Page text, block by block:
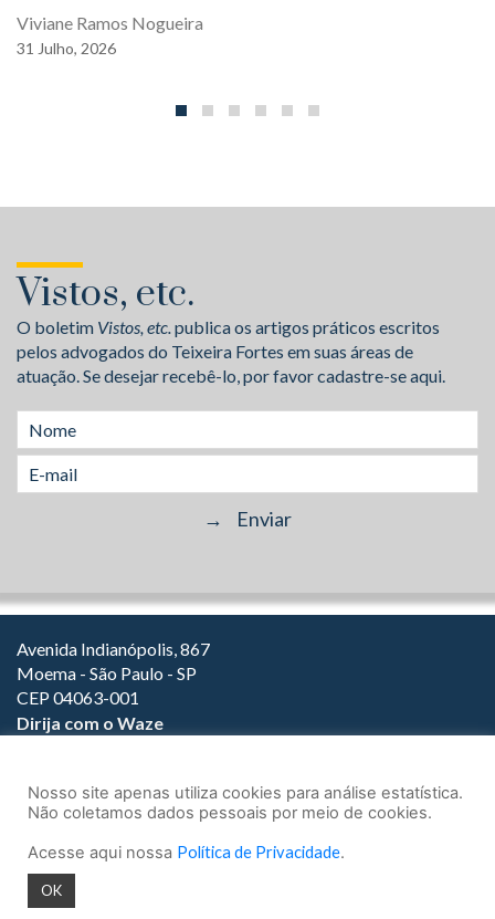
Viviane Ramos Nogueira
31 Julho, 2026
Vistos, etc.
O boletim Vistos, etc.publica os artigos práticos escritos
pelos advogados do Teixeira Fortes em suas áreas de
atuação. Se desejar recebê-lo, por favor cadastre-se aqui.
Avenida Indianópolis, 867
Moema - São Paulo - SP
CEP 04063-001
Dirija com o Waze
(11) 3147-1800
© 2026.
Nosso site apenas utiliza cookies para análise estatística.
Não coletamos dados pessoais por meio de cookies.
Acesse aqui nossa Política de Privacidade.
OK